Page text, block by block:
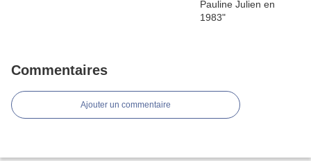
Commentaires
Ajouter un commentaire